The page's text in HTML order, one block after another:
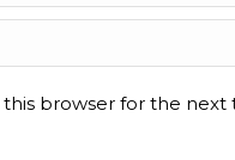
browser for the